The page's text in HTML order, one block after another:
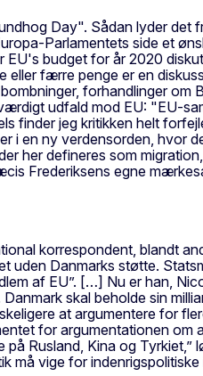
Day". Sådan lyder
Parlamentets side et
EU's budget for år 2020
færre penge er en
forhandlinger
udfald mod EU: "EU-
jeg kritikken helt
en ny verdensorden, hvor
her defineres som
Frederiksens egne
korrespondent, blandt
Danmarks støtte.
af EU”. […] Nu er han,
skal beholde sin
at argumentere for
for argumentationen
Rusland, Kina og
vige for